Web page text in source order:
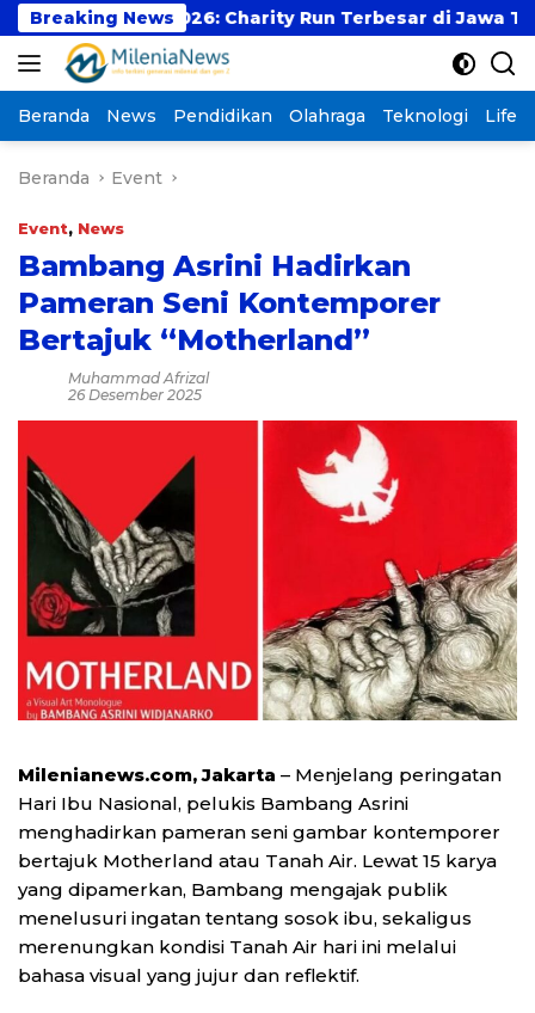
Langsung
ke
konten
Breaking News
2026: Charity Run Terbesar di Jawa Timur Hadir
Beranda News Pendidikan Olahraga Teknologi
Beranda Event
Event, News
Bambang Asrini Hadirkan
Pameran Seni Kontemporer
Bertajuk “Motherland”
Muhammad Afrizal
26 Desember 2025
Milenianews.com, Jakarta – Menjelang peringatan
Hari Ibu Nasional, pelukis Bambang Asrini
menghadirkan pameran seni gambar kontemporer
bertajuk Motherland atau Tanah Air. Lewat 15 karya
yang dipamerkan, Bambang mengajak publik
menelusuri ingatan tentang sosok ibu, sekaligus
merenungkan kondisi Tanah Air hari ini melalui
bahasa visual yang jujur dan reflektif.